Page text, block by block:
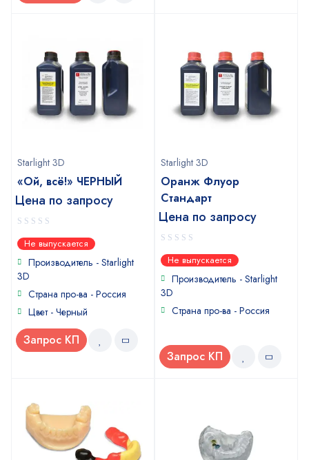
Starlight 3D
«Ой, всё!» ЧЕРНЫЙ
Цена по запросу
0
out
of
5
Не выпускается
Производитель - Starlight
3D
Страна про-ва - Россия
Цвет - Черный
Запрос КП
Starlight 3D
Оранж Флуор
Стандарт
Цена по запросу
0
out
of
5
Не выпускается
Производитель - Starlight
3D
Страна про-ва - Россия
Запрос КП